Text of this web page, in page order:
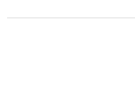
metrů Doporučená síla...